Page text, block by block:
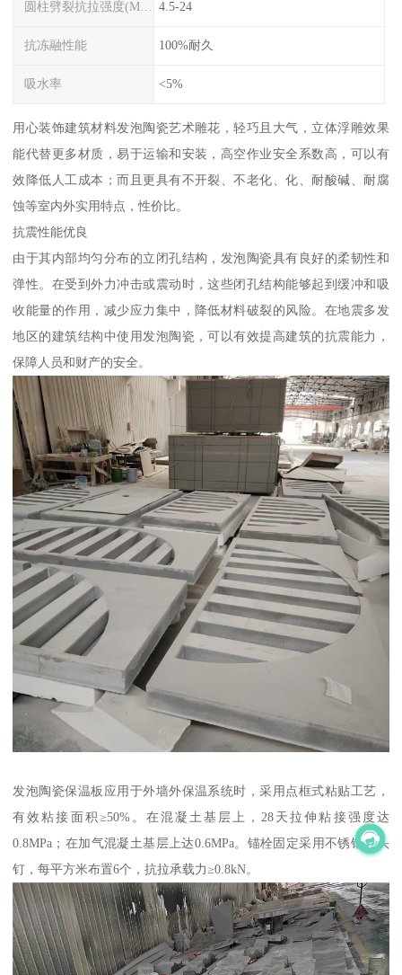
圆柱劈裂抗拉强度(MPa) 4.5-24
抗冻融性能 100%耐久
吸水率 <5%
用心装饰建筑材料发泡陶瓷艺术雕花，轻巧且大气，立体浮雕效果
能代替更多材质，易于运输和安装，高空作业安全系数高，可以有
效降低人工成本；而且更具有不开裂、不老化、化、耐酸碱、耐腐
蚀等室内外实用特点，性价比。
抗震性能优良
由于其内部均匀分布的立闭孔结构，发泡陶瓷具有良好的柔韧性和
弹性。在受到外力冲击或震动时，这些闭孔结构能够起到缓冲和吸
收能量的作用，减少应力集中，降低材料破裂的风险。在地震多发
地区的建筑结构中使用发泡陶瓷，可以有效提高建筑的抗震能力，
保障人员和财产的安全。
发泡陶瓷保温板应用于外墙外保温系统时，采用点框式粘贴工艺，
有效粘接面积≥50%。在混凝土基层上，28天拉伸粘接强度达
0.8MPa；在加气混凝土基层上达0.6MPa。锚栓固定采用不锈钢盘头
钉，每平方米布置6个，抗拉承载力≥0.8kN。